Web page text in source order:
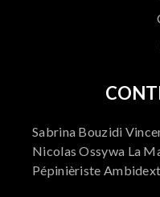
Sabrina Bouzidi
Nicolas Ossywa La
Pépinièriste